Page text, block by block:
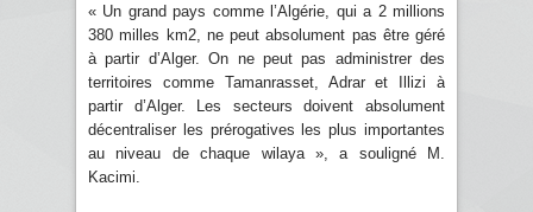
« Un grand pays comme l’Algérie, qui a 2 millions
380 milles km2, ne peut absolument pas être géré
à partir d’Alger. On ne peut pas administrer des
territoires comme Tamanrasset, Adrar et Illizi à
partir d’Alger. Les secteurs doivent absolument
décentraliser les prérogatives les plus importantes
au niveau de chaque wilaya », a souligné M.
Kacimi.